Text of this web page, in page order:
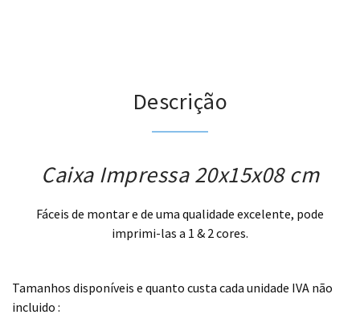
Descrição
Caixa Impressa 20x15x08 cm
Fáceis de montar e de uma qualidade excelente, pode
imprimi-las a 1 & 2 cores.
Tamanhos disponíveis e quanto custa cada unidade IVA não
incluido :